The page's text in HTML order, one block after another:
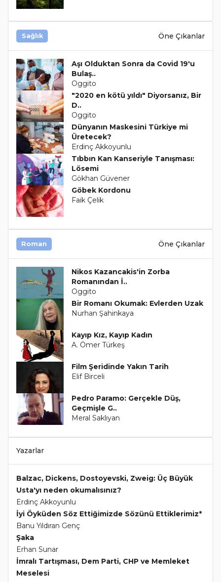
Sağlık Öne Çıkanlar
Aşı Olduktan Sonra da Covid 19'u
Bulaş..
Oggito
"2020 en kötü yıldı" Diyorsanız, Bir
D..
Oggito
Dünyanın Maskesini Türkiye mi
Üretecek?
Erdinç Akkoyunlu
Tıbbın Kan Kanseriyle Tanışması:
Lösemi
Gökhan Güvener
Göbek Kordonu
Faik Çelik
Roman Öne Çıkanlar
Nikos Kazancakis'in Zorba
Romanından İ..
Oggito
Bir Romanı Okumak: Evlerden Uzak
Nurhan Şahinkaya
Kayıp Kız, Kayıp Kadın
A. Ömer Türkeş
Film Şeridinde Yakın Tarih
Elif Birceli
Pedro Paramo: Gerçekle Düş,
Geçmişle G..
Meral Saklıyan
Yazarlar
Balzac, Dickens, Dostoyevski, Zweig: Üç Büyük
Usta'yı neden okumalısınız?
Erdinç Akkoyunlu
İyi Öyküden Söz Ettiğimizde Sözünü Ettiklerimiz*
Banu Yıldıran Genç
Şaka
Erhan Sunar
İmralı Tartışması, Dem Parti, CHP ve Memleket
Meselesi